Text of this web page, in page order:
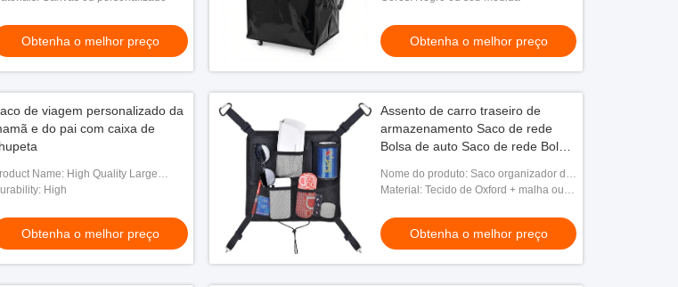
Obtenha o melhor preço Obtenha o melhor preço
de viagem personalizado da
e do pai com caixa de
Name: High Quality Large
Waterproof Mommy Dad Custom
High
Obtenha o melhor preço
Assento de carro traseiro de
armazenamento Saco de rede
Bolsa de auto Saco de rede Bolso
Nome do produto: Saco organizador de
malha de carro
Material: Tecido de Oxford + malha ou
Obtenha o melhor preço